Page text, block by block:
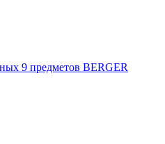
9 предметов BERGER